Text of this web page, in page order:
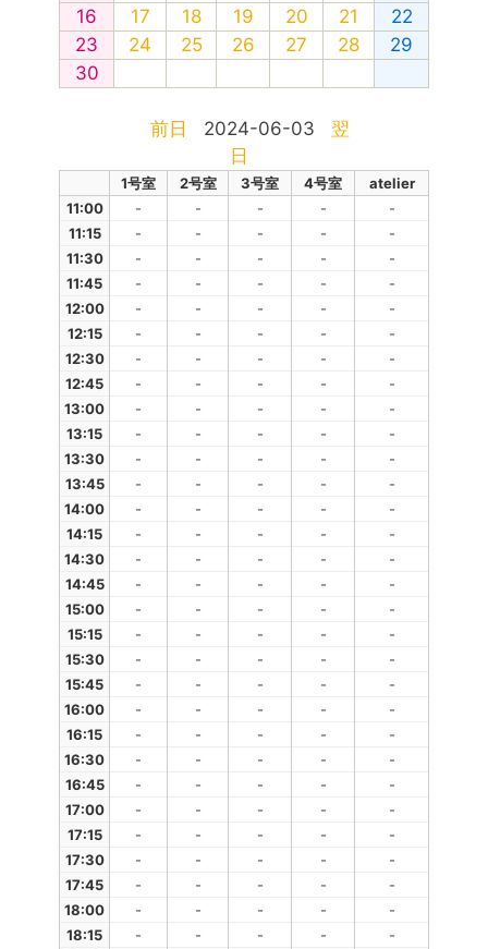
16
17 18 19 20 21
22
23
24 25 26 27 28
29
30
前日 2024-06-03
翌
日
1号室 2号室 3号室 4号室
atelier
11:00
- - - -
-
11:15
- - - -
-
11:30
- - - -
-
11:45
- - - -
-
12:00
- - - -
-
12:15
- - - -
-
12:30
- - - -
-
12:45
- - - -
-
13:00
- - - -
-
13:15
- - - -
-
13:30
- - - -
-
13:45
- - - -
-
14:00
- - - -
-
14:15
- - - -
-
14:30
- - - -
-
14:45
- - - -
-
15:00
- - - -
-
15:15
- - - -
-
15:30
- - - -
-
15:45
- - - -
-
16:00
- - - -
-
16:15
- - - -
-
16:30
- - - -
-
16:45
- - - -
-
17:00
- - - -
-
17:15
- - - -
-
17:30
- - - -
-
17:45
- - - -
-
18:00
- - - -
-
18:15
- - - -
-